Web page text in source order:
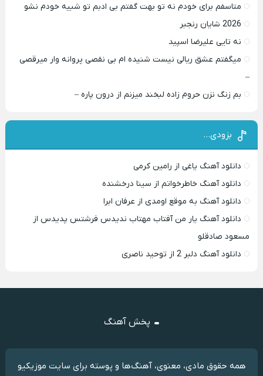
متاسفم برای خودم نه تو بهت گفتم بی ادبم تو شبیه خودم نشو ‌ ‌
2026 شایان رنجبر
نه تایی علیرضا اسپید
میگفتم عشق ریالی نیست شنیده ام بی نقصی پروانه وار میرقصی
–
بم زنگ نزن حروم زاده لبخند میزنم از درون پاره –
بزودی…
دانلود آهنگ یاغی از رامین کرمی
دانلود آهنگ خاطرخواتم از سینا درخشنده
دانلود آهنگ به موقع اومدی از عرفان ابرا
دانلود آهنگ یار من آفتاب مهتاب ندیدس فرشتس پدیدس از
مسعود صادقلو
دانلود آهنگ دلبر 2 از توحید ناصری
پخش آهنگ
همه حقوق مادی، معنوی، آهنگ‌ها و پوسته برای سایت موزیکیو